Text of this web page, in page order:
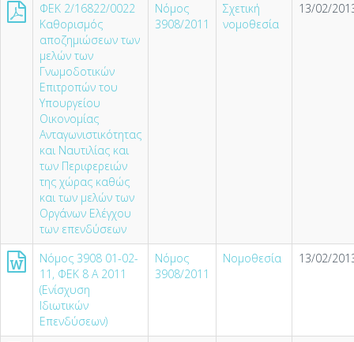
ΦΕΚ 2/16822/0022
Καθορισμός
αποζημιώσεων των
μελών των
Γνωμοδοτικών
Επιτροπών του
Υπουργείου
Οικονομίας
Ανταγωνιστικότητας
και Ναυτιλίας και
των Περιφερειών
της χώρας καθώς
και των μελών των
Οργάνων Ελέγχου
των επενδύσεων
Νόμος
3908/2011
Σχετική
νομοθεσία
13/02/
Νόμος 3908 01-02-
11, ΦΕΚ 8 Α 2011
(Ενίσχυση
Ιδιωτικών
Επενδύσεων)
Νόμος
3908/2011
Νομοθεσία 13/02/